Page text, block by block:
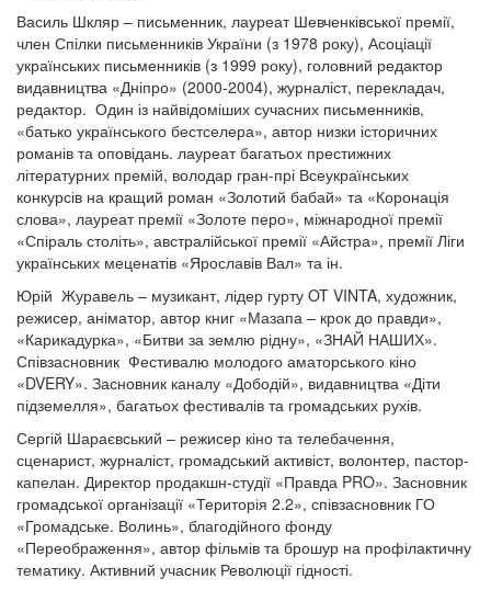
Василь Шкляр – письменник, лауреат Шевченківської премії,
член Спілки письменників України (з 1978 року), Асоціації
українських письменників (з 1999 року), головний редактор
видавництва «Дніпро» (2000-2004), журналіст, перекладач,
редактор. Один із найвідоміших сучасних письменників,
«батько українського бестселера», автор низки історичних
романів та оповідань. лауреат багатьох престижних
літературних премій, володар гран-прі Всеукраїнських
конкурсів на кращий роман «Золотий бабай» та «Коронація
слова», лауреат премії «Золоте перо», міжнародної премії
«Спіраль століть», австралійської премії «Айстра», премії Ліги
українських меценатів «Ярославів Вал» та ін.
Юрій Журавель – музикант, лідер гурту OT VINTA, художник,
режисер, аніматор, автор книг «Мазапа – крок до правди»,
«Карикадурка», «Битви за землю рідну», «ЗНАЙ НАШИХ».
Співзасновник Фестивалю молодого аматорського кіно
«DVERY». Засновник каналу «Дободій», видавництва «Діти
підземелля», багатьох фестивалів та громадських рухів.
Сергій Шараєвський – режисер кіно та телебачення,
сценарист, журналіст, громадський активіст, волонтер, пастор-
капелан. Директор продакшн-студії «Правда PRO». Засновник
громадської організації «Територія 2.2», співзасновник ГО
«Громадське. Волинь», благодійного фонду
«Переображення», автор фільмів та брошур на профілактичну
тематику. Активний учасник Революції гідності.